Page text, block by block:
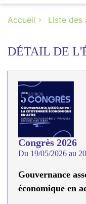
Accueil Liste des
DÉTAIL DE
Congrès 2026
Du 19/05/2026 au
Gouvernance
économique en